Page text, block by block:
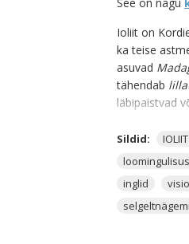
Ioliit on
ka teise
asuvad
tähendab
läbipaistvad
Ioliit on
selleks, et
Ioliit on
Sildid: IOLIIT
loomingulisus
inglid